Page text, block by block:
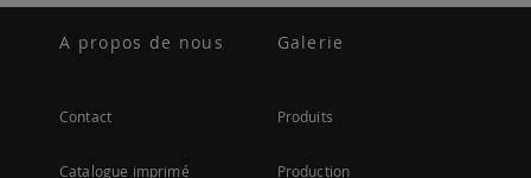
A propos de nous
Contact
Catalogue imprimé
Galerie
Produits
Production